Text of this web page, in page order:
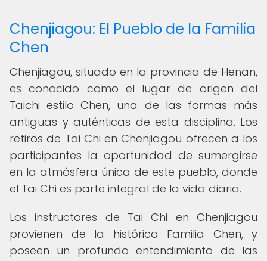
Chenjiagou: El Pueblo de la Familia
Chen
Chenjiagou, situado en la provincia de Henan,
es conocido como el lugar de origen del
Taichi estilo Chen, una de las formas más
antiguas y auténticas de esta disciplina. Los
retiros de Tai Chi en Chenjiagou ofrecen a los
participantes la oportunidad de sumergirse
en la atmósfera única de este pueblo, donde
el Tai Chi es parte integral de la vida diaria.
Los instructores de Tai Chi en Chenjiagou
provienen de la histórica Familia Chen, y
poseen un profundo entendimiento de las